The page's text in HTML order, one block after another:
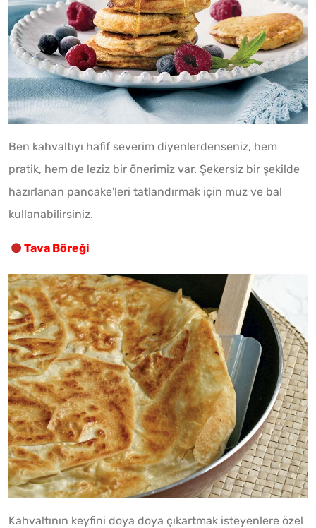
Ben kahvaltıyı hafif severim diyenlerdenseniz, hem
pratik, hem de leziz bir önerimiz var. Şekersiz bir şekilde
hazırlanan pancake'leri tatlandırmak için muz ve bal
kullanabilirsiniz.
Tava Böreği
Kahvaltının keyfini doya doya çıkartmak isteyenlere özel